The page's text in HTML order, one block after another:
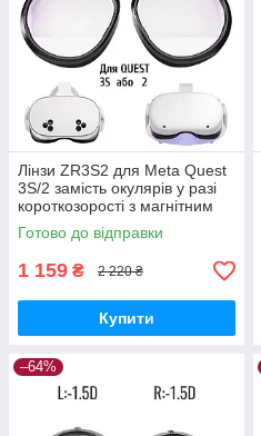
Лінзи ZR3S2 для Meta Quest
3S/2 замість окулярів у разі
короткозорості з магнітним
кріпленням, Anti Blue —
L:-2.0D
Готово до відправки
1 159 ₴ 2 220 ₴
Купити
–64%